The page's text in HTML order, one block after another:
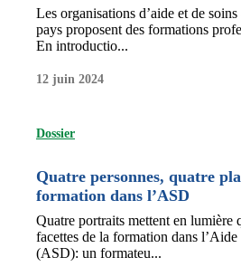
Les organisations d’aide et de
pays proposent des formations
En introductio...
12 juin 2024
Dossier
Quatre personnes, quatre
formation dans l’ASD
Quatre portraits mettent en lumière
facettes de la formation dans
(ASD): un formateu...